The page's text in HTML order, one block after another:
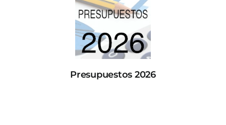
Presupuestos 2026